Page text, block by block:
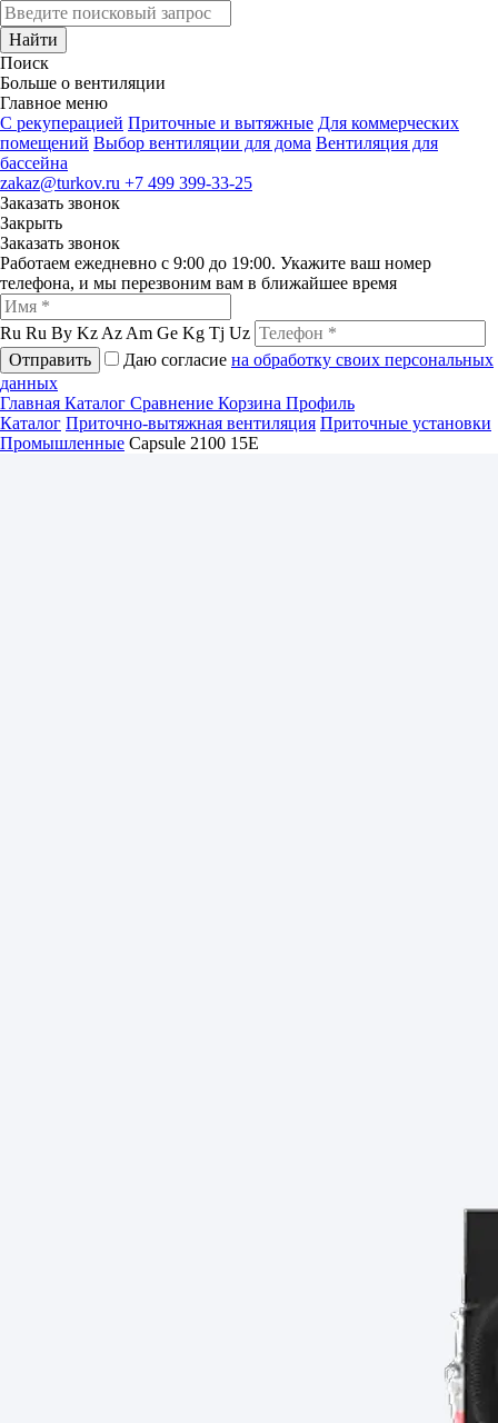
Найти
Поиск
Больше о вентиляции
Главное меню
C рекуперацией Приточные и вытяжные Для коммерческих
помещений Выбор вентиляции для дома Вентиляция для
бассейна
zakaz@turkov.ru +7 499 399-33-25
Заказать звонок
Закрыть
Заказать звонок
Работаем ежедневно с 9:00 до 19:00. Укажите ваш номер
телефона, и мы перезвоним вам в ближайшее время
Ru Ru By Kz Az Am Ge Kg Tj Uz
Отправить
Даю согласие на обработку своих персональных
данных
Главная Каталог Сравнение Корзина Профиль
Каталог Приточно-вытяжная вентиляция Приточные установки
Промышленные Capsule 2100 15E